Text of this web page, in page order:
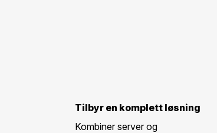
Tilbyr en komplett løsning
Kombiner server og